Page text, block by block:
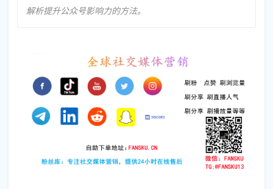
解析提升公众号影响力的方法。